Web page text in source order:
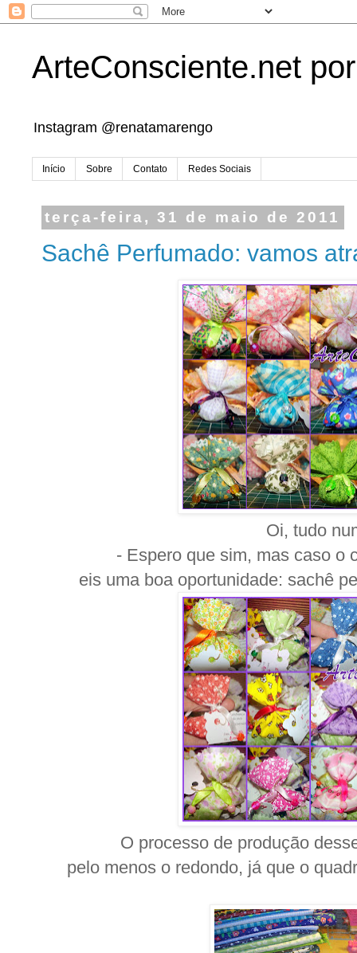
ArteConsciente.net
Instagram @renatamarengo
Início Sobre Contato Redes Sociais
terça-feira, 31 de maio de 2011
Sachê Perfumado: vamos
Oi, tudo
- Espero que sim, mas caso o
eis uma boa oportunidade: sachê
O processo de produção
pelo menos o redondo, já que o